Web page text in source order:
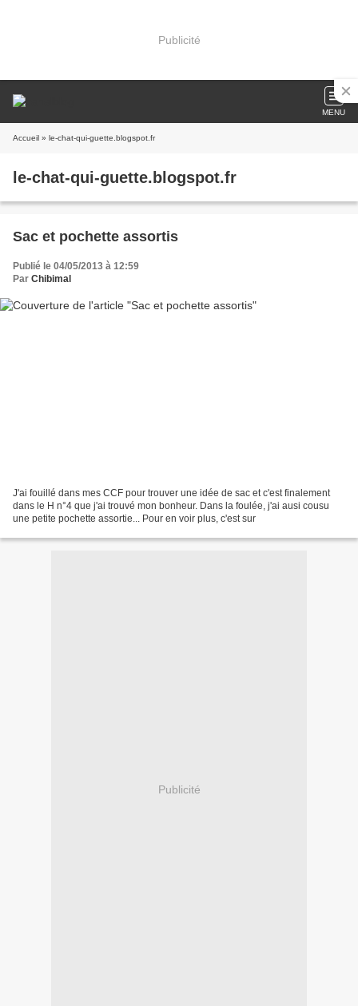
Publicité
MENU
Accueil » le-chat-qui-guette.blogspot.fr
le-chat-qui-guette.blogspot.fr
Sac et pochette assortis
Publié le 04/05/2013 à 12:59
Par Chibimal
J'ai fouillé dans mes CCF pour trouver une idée de sac et c'est finalement
dans le H n°4 que j'ai trouvé mon bonheur. Dans la foulée, j'ai ausi cousu
une petite pochette assortie... Pour en voir plus, c'est sur
Publicité